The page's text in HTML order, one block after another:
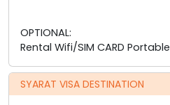
OPTIONAL:
Rental Wifi/SIM CARD Portable
SYARAT VISA DESTINATION